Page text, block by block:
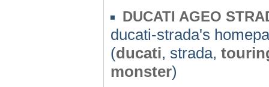
DUCATI AGEO
ducati-strada's
(ducati, strada,
monster)